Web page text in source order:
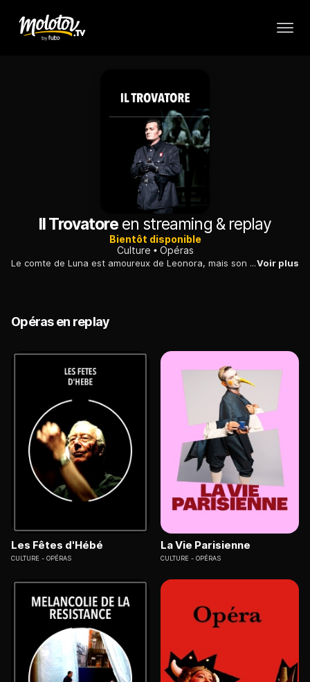
Il Trovatoreen streaming & replay
Bientôt disponible
Culture
Opéras
Le comte de Luna est amoureux de Leonora, mais son cœur appartient à un jeune homme déguisé en troubadour, Manrico. Les deux rivaux ne savent pas qu'ils sont frères.Voir plus
Opéras en replay
Les Fêtes d'Hébé
CULTURE OPÉRAS
La Vie Parisienne
CULTURE OPÉRAS